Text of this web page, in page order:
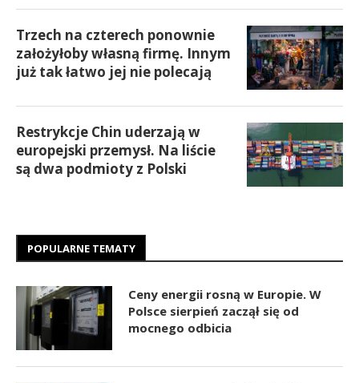
Trzech na czterech ponownie
założyłoby własną firmę. Innym
już tak łatwo jej nie polecają
Restrykcje Chin uderzają w
europejski przemysł. Na liście
są dwa podmioty z Polski
POPULARNE TEMATY
Ceny energii rosną w Europie. W
Polsce sierpień zaczął się od
mocnego odbicia